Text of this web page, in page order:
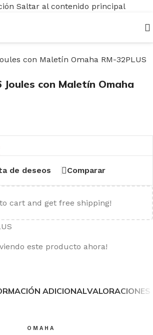
Saltar al contenido principal
ampliar
con Maletín Omaha
de deseos Comparar
to cart and get free shipping!
viendo este producto ahora!
ADICIONAL
OMAHA